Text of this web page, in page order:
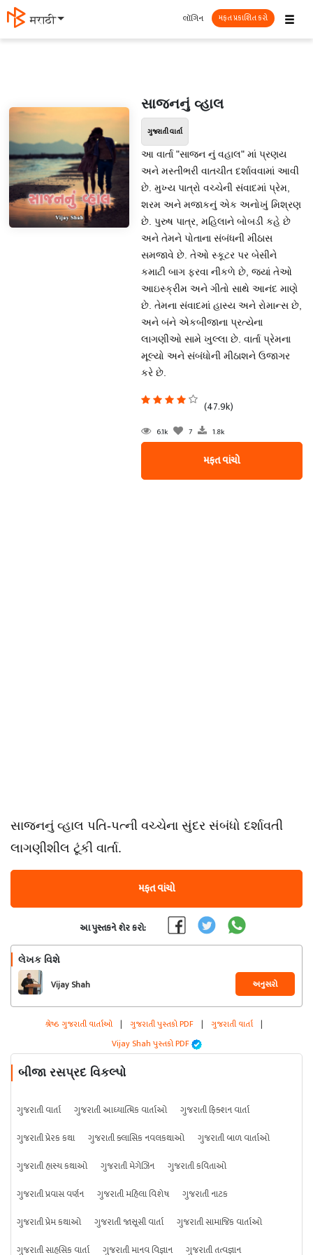
தமிழ் ☰
લૉગિન મફત પ્રકાશિત કરો
સાજનનું વ્હાલ
ગુજરાતી વાર્તા
આ વાર્તા "સાજન નું વહાલ" માં પ્રણય
અને મસ્તીભરી વાતચીત દર્શાવવામાં આવી
છે. મુખ્ય પાત્રો વચ્ચેની સંવાદમાં પ્રેમ,
શરમ અને મજાકનું એક અનોખું મિશ્રણ
છે. પુરુષ પાત્ર, મહિલાને બોબડી કહે છે
અને તેમને પોતાના સંબંધની મીઠાસ
સમજાવે છે. તેઓ સ્કૂટર પર બેસીને
કમાટી બાગ ફરવા નીકળે છે, જ્યાં તેઓ
આઇસ્ક્રીમ અને ગીતો સાથે આનંદ માણે
છે. તેમના સંવાદમાં હાસ્ય અને રોમાન્સ છે,
અને બંને એકબીજાના પ્રત્યેના
લાગણીઓ સામે ખુલ્લા છે. વાર્તા પ્રેમના
મૂલ્યો અને સંબંધોની મીઠાશને ઉજાગર
કરે છે.
(47.9k)
6.1k 7 1.8k
મફત વાંચો
સાજનનું વ્હાલ પતિ-પત્ની વચ્ચેના સુંદર સંબંધો દર્શાવતી
લાગણીશીલ ટૂંકી વાર્તા.
મફત વાંચો
આ પુસ્તકને શેર કરો:
લેખક વિશે
Vijay Shah અનુસરો
શ્રેષ્ઠ ગુજરાતી વાર્તાઓ | ગુજરાતી પુસ્તકો PDF | ગુજરાતી વાર્તા |
Vijay Shah પુસ્તકો PDF
બીજા રસપ્રદ વિકલ્પો
ગુજરાતી વાર્તા ગુજરાતી આધ્યાત્મિક વાર્તાઓ
ગુજરાતી ફિક્શન વાર્તા
ગુજરાતી પ્રેરક કથા
ગુજરાતી ક્લાસિક નવલકથાઓ
ગુજરાતી બાળ વાર્તાઓ
ગુજરાતી હાસ્ય કથાઓ
ગુજરાતી મેગેઝિન
ગુજરાતી કવિતાઓ
ગુજરાતી પ્રવાસ વર્ણન
ગુજરાતી મહિલા વિશેષ
ગુજરાતી નાટક
ગુજરાતી પ્રેમ કથાઓ
ગુજરાતી જાસૂસી વાર્તા
ગુજરાતી સામાજિક વાર્તાઓ
ગુજરાતી સાહસિક વાર્તા
ગુજરાતી માનવ વિજ્ઞાન ગુજરાતી તત્વજ્ઞાન